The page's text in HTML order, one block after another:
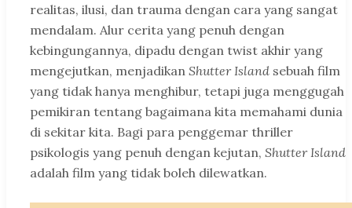
realitas, ilusi, dan trauma dengan cara yang sangat
mendalam. Alur cerita yang penuh dengan
kebingungannya, dipadu dengan twist akhir yang
mengejutkan, menjadikan Shutter Island sebuah film
yang tidak hanya menghibur, tetapi juga menggugah
pemikiran tentang bagaimana kita memahami dunia
di sekitar kita. Bagi para penggemar thriller
psikologis yang penuh dengan kejutan, Shutter Island
adalah film yang tidak boleh dilewatkan.